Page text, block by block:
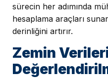
sürecin her adımında
hesaplama araçları
derinliğini artırır.
Zemin